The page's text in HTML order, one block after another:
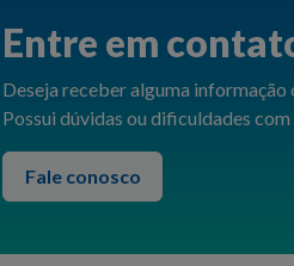
Entre em
Deseja receber alguma
Possui dúvidas ou dificuldades
Fale conosco